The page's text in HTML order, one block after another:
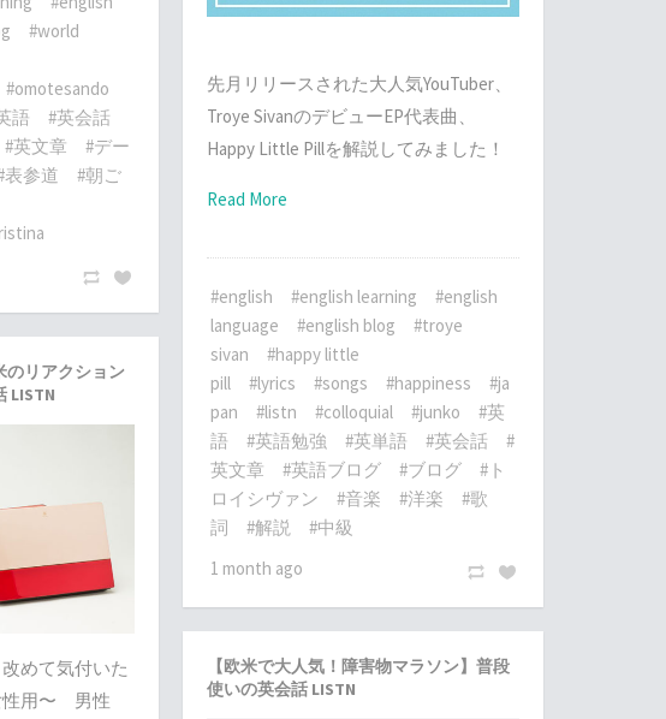
#world
#omotesando
語
#英会話
#英文章
#デー
表参道
#朝ご
先月リリースされた大人気YouTuber、
Troye SivanのデビューEP代表曲、
Happy Little Pillを解説してみました！
Read More
#english #english learning
#english
language
#english blog
#troye
sivan
#happy little
pill
#lyrics #songs #happiness
#ja
pan
#listn #colloquial #junko
#英
語
#英語勉強 #英単語 #英会話
#
英文章
#英語ブログ #ブログ
#ト
ロイシヴァン
#音楽 #洋楽
#歌
詞
#解説
#中級
1 month ago
のリアクション
LISTN
めて気付いた
性用〜 男性
【欧米で大人気！障害物マラソン】普段
使いの英会話 LISTN